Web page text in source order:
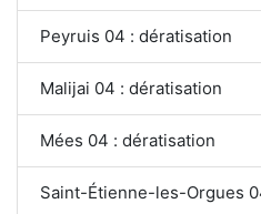
Peyruis 04 : dératisation
Malijai 04 : dératisation
Mées 04 : dératisation
Saint-Étienne-les-Orgues